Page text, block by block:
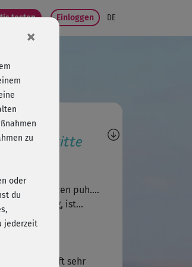
testen Einloggen DE
Fortschritte
meine Grenzen puh....
der Übung, ist...
Kurse sind oft sehr
×
zu
oder
du
jederzeit